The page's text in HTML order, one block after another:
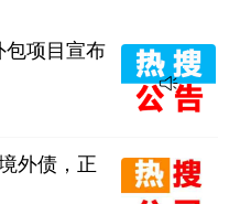
项目宣布
外债，正